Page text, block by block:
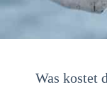
Was kostet